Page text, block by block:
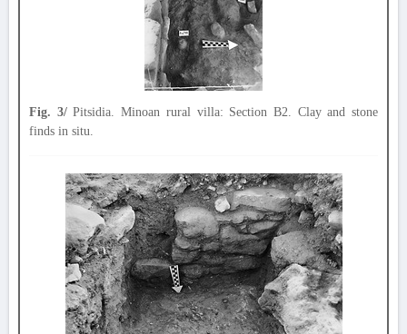
Fig. 3/Pitsidia. Minoan rural villa: Section B2. Clay and stone
finds in situ.